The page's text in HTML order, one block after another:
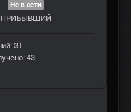
Не в сети
ПРИБЫВШИЙ
31
43